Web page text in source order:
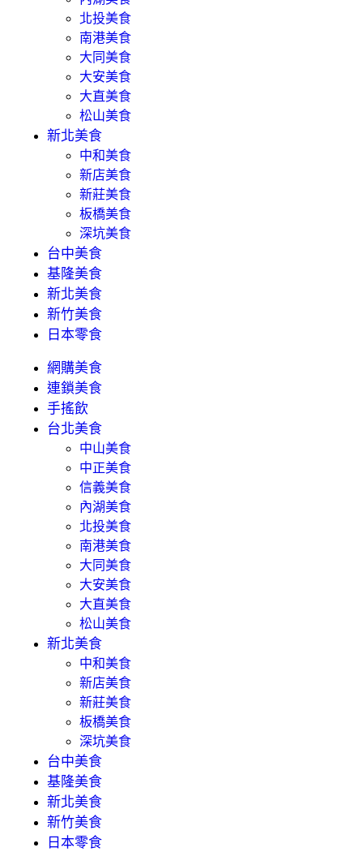
北投美食
南港美食
大同美食
大安美食
大直美食
松山美食
新北美食
中和美食
新店美食
新莊美食
板橋美食
深坑美食
台中美食
基隆美食
新北美食
新竹美食
日本零食
網購美食
連鎖美食
手搖飲
台北美食
中山美食
中正美食
信義美食
內湖美食
北投美食
南港美食
大同美食
大安美食
大直美食
松山美食
新北美食
中和美食
新店美食
新莊美食
板橋美食
深坑美食
台中美食
基隆美食
新北美食
新竹美食
日本零食